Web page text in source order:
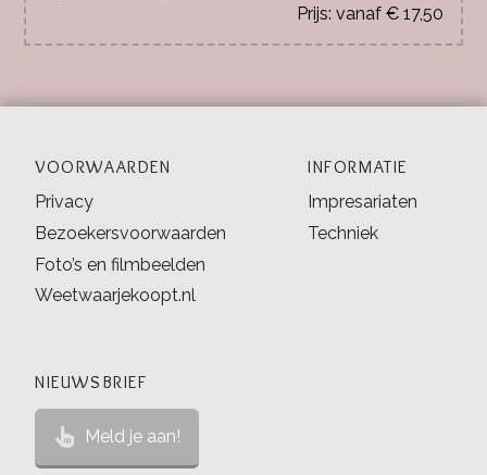
vanaf € 17,50
VOORWAARDEN
Privacy
Bezoekersvoorwaarden
Foto’s en filmbeelden
Weetwaarjekoopt.nl
INFORMATIE
Impresariaten
Techniek
NIEUWSBRIEF
Meld je aan!